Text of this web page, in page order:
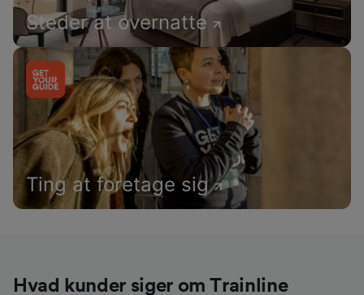
Steder at overnatte
Ting at foretage sig
Hvad kunder siger om Trainline